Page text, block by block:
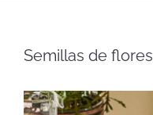
Semillas de flores